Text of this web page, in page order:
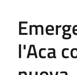
l'Aca